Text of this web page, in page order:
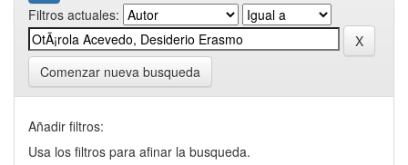
Filtros actuales:
Comenzar nueva busqueda
Añadir filtros:
Usa los filtros para afinar la busqueda.